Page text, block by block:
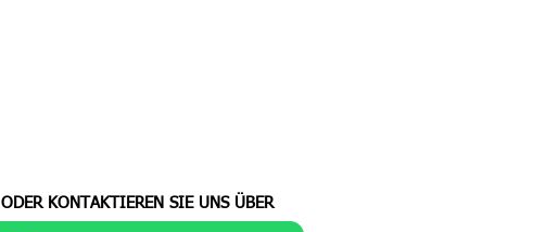
ODER KONTAKTIEREN SIE UNS ÜBER